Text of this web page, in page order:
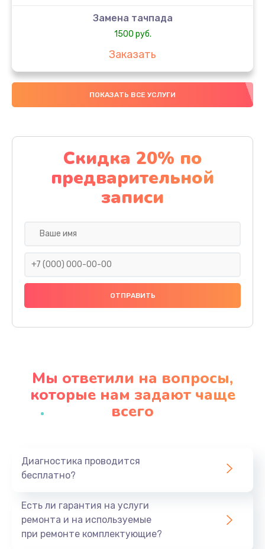
Замена тачпада
1500 руб.
Заказать
Замена южного моста
1950 руб.
Чистка от пыли
1060 руб.
Заказать
Ремонт подсветки
1200 руб.
Заказать
Замена видеочипа
Ремонт разъема питания
Заказать
ПОКАЗАТЬ ВСЕ УСЛУГИ
Скидка 20% по
предварительной
записи
Мы ответили на вопросы,
которые нам задают чаще
всего
Диагностика проводится
бесплатно?
Есть ли гарантия на услуги
ремонта и на используемые
при ремонте комплектующие?